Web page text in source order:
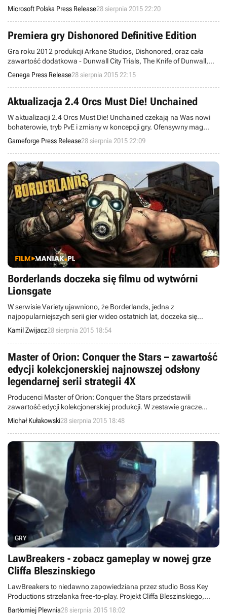
oświetlenie, otoczenie, postaci i sceny rodem z filmu — zostały
dopracowane do perfekcji.
Microsoft Polska Press Release28 sierpnia 2015 22:20
Premiera gry Dishonored Definitive Edition
Gra roku 2012 produkcji Arkane Studios, Dishonored, oraz cała
zawartość dodatkowa - Dunwall City Trials, The Knife of Dunwall,
The Brigmore Witches oraz Void Walker’s Arsenal – trafiają na
PlayStation 4 oraz Xbox One w postaci Dishonored: Definitive
Edition!
Cenega Press Release28 sierpnia 2015 22:15
Aktualizacja 2.4 Orcs Must Die! Unchained
W aktualizacji 2.4 Orcs Must Die! Unchained czekają na Was nowi
bohaterowie, tryb PvE i zmiany w koncepcji gry. Ofensywny mag
Oziel stawia na kradzież duszy i upadłe techniki | Unchained Fortress
dostępna w PvE | Nowy system punktów wojennych i obozu
wojennego.
Gameforge Press Release28 sierpnia 2015 22:09
Borderlands doczeka się filmu od wytwórni
Lionsgate
W serwisie Variety ujawniono, że Borderlands, jedna z
najpopularniejszych serii gier wideo ostatnich lat, doczeka się
adaptacji filmowej. Obecnie wiemy jedynie, że obraz powstanie w
wytwórni Lionsgate, a producentami zostali Avi i Ari Arad.
Kamil Zwijacz28 sierpnia 2015 18:54
Master of Orion: Conquer the Stars – zawartość
edycji kolekcjonerskiej najnowszej odsłony
legendarnej serii strategii 4X
Producenci Master of Orion: Conquer the Stars przedstawili
zawartość edycji kolekcjonerskiej produkcji. W zestawie gracze
znają wszystkie poprzednie części cyklu, a także kilka innych
cyfrowych dodatków.
Michał Kułakowski28 sierpnia 2015 18:48
GRY
LawBreakers - zobacz gameplay w nowej grze
Cliffa Bleszinskiego
LawBreakers to niedawno zapowiedziana przez studio Boss Key
Productions strzelanka free-to-play. Projekt Cliffa Bleszinskiego,
założyciela firmy znanego między innymi z gry Gears of War,
Bartłomiej Plewnia28 sierpnia 2015 18:02